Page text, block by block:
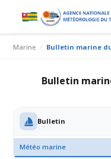
Marine Bulletin marine du
Bulletin
Bulletin
Météo marine